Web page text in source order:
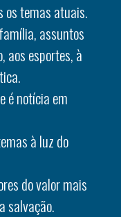
os temas atuais.
assuntos
aos esportes, à
é notícia em
à luz do
do valor mais
salvação.